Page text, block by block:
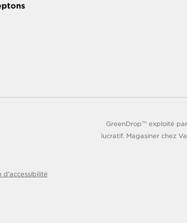
GreenDropTM
exploité
lucratif. Magasiner chez
d'accessibilité